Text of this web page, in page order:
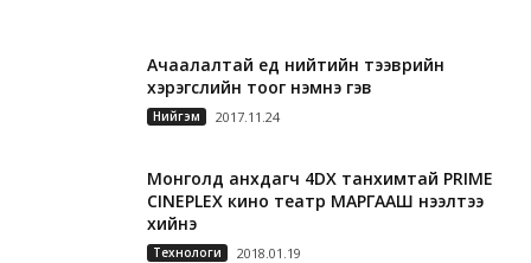
Ачаалалтай үед нийтийн тээврийн
хэрэгслийн тоог нэмнэ гэв
Нийгэм 2017.11.24
Монголд анхдагч 4DX танхимтай PRIME
CINEPLEX кино театр МАРГААШ нээлтээ
хийнэ
Технологи 2018.01.19